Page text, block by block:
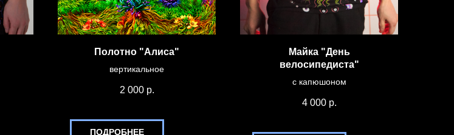
Полотно "Алиса"
вертикальное
2 000 р.
ПОДРОБНЕЕ
Майка "День
велосипедиста"
с капюшоном
4 000 р.